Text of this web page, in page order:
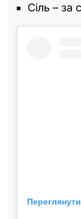
Сіль – за